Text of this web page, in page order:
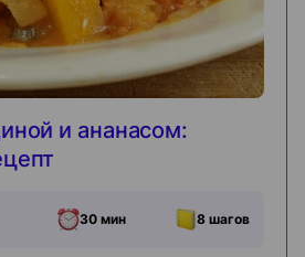
и ананасом:
30 мин 8 шагов